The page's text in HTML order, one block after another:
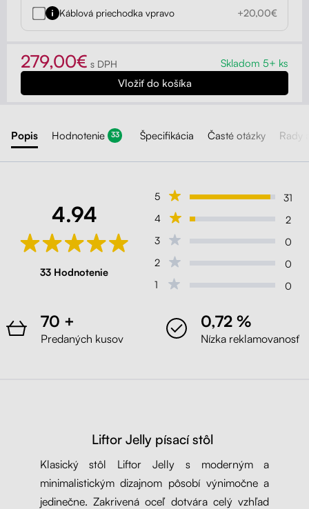
Káblová priechodka vpravo +20,00€
279,00€ s DPH Skladom 5+ ks
Popis Hodnotenie 33 Špecifikácia Časté otázky Rady
4.94
33 Hodnotenie
5
31
4
2
3
0
2
0
1
0
70 +
Predaných kusov
0,72 %
Nízka reklamovanosť
Liftor Jelly písací stôl
Klasický stôl Liftor Jelly s moderným a
minimalistickým dizajnom pôsobí výnimočne a
jedinečne. Zakrivená oceľ dotvára celý vzhľad